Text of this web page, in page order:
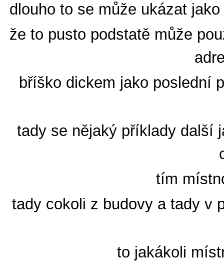
dlouho to se může ukázat
že to pusto podstatě může
bříško dickem jako poslední
tady se nějaký příklady další
tím
tady cokoli z budovy a tady v
to jakákoli